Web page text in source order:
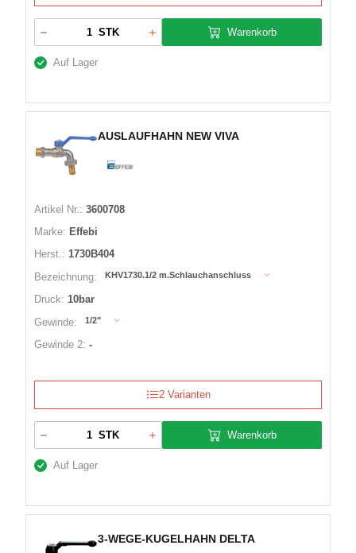
STK Warenkorb
Auf Lager
AUSLAUFHAHN NEW VIVA
Artikel Nr.: 3600708
Marke: Effebi
Herst.: 1730B404
Bezeichnung:
KHV1730.1/2 m.Schlauchanschluss
Druck: 10bar
Gewinde:
1/2"
Gewinde 2: -
2 Varianten
STK Warenkorb
Auf Lager
3-WEGE-KUGELHAHN DELTA